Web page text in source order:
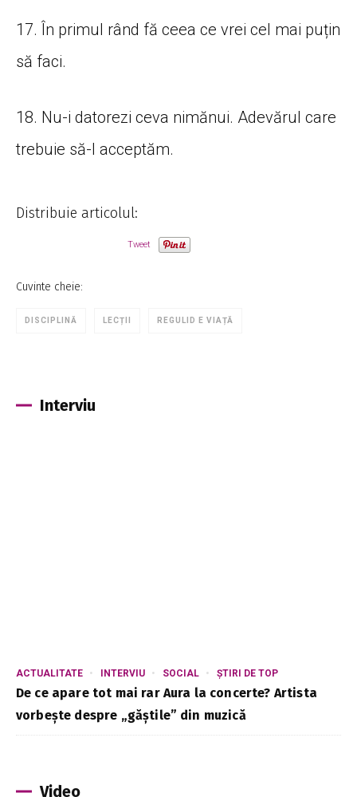
17. În primul rând fă ceea ce vrei cel mai puțin
să faci.
18. Nu-i datorezi ceva nimănui. Adevărul care
trebuie să-l acceptăm.
Distribuie articolul:
Tweet
Cuvinte cheie:
DISCIPLINĂ LECȚII REGULID E VIAȚĂ
Interviu
ACTUALITATE INTERVIU SOCIAL ȘTIRI DE TOP
De ce apare tot mai rar Aura la concerte? Artista
vorbește despre „găștile” din muzică
Video